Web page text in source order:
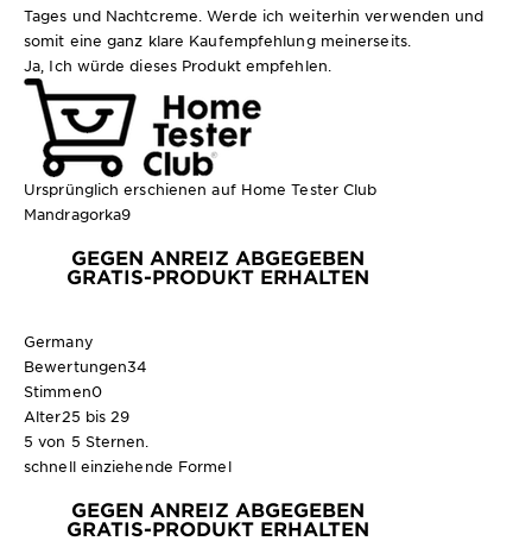
Tages und Nachtcreme. Werde ich weiterhin verwenden und
somit eine ganz klare Kaufempfehlung meinerseits.
Ja, Ich würde dieses Produkt empfehlen.
Ursprünglich erschienen auf Home Tester Club
Mandragorka9
GEGEN ANREIZ ABGEGEBEN
GRATIS-PRODUKT ERHALTEN
Germany
Bewertungen34
Stimmen0
Alter25 bis 29
5 von 5 Sternen.
schnell einziehende Formel
GEGEN ANREIZ ABGEGEBEN
GRATIS-PRODUKT ERHALTEN